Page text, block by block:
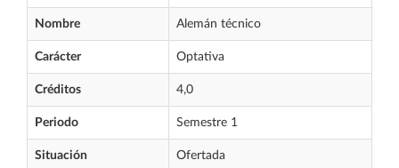
Nombre Alemán técnico
Carácter Optativa
Créditos 4,0
Periodo Semestre 1
Situación Ofertada